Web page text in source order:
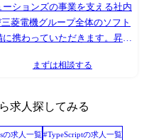
の他:Elastic Cloud, Terraform Cloud, Chromatic
設ける等、業務キャッチアッ
、TypeScript Webフレー
、Angular、React 使用環
、Oracle、SQL
ため出向又は転任を命じるこ
ションズの事業を支える社内
菱電機グループ全体のソフト
携わっていただきます。昇降
関わる設計支援・営業支援シス
、要件整理から設計・開発・
率化するため、クラウド環境
ンの整備にも取り組んでいま
開発効率や品質向上を目的と
まずは相談する
求人探してみる
の求人一覧 #TypeScriptの求人一覧